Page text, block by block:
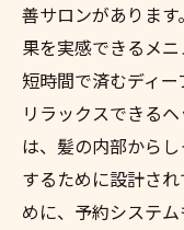
善サロンがありま
果を実感できるメニ
短時間で済むディ
リラックスできる
は、髪の内部から
するために設計さ
めに、予約システ